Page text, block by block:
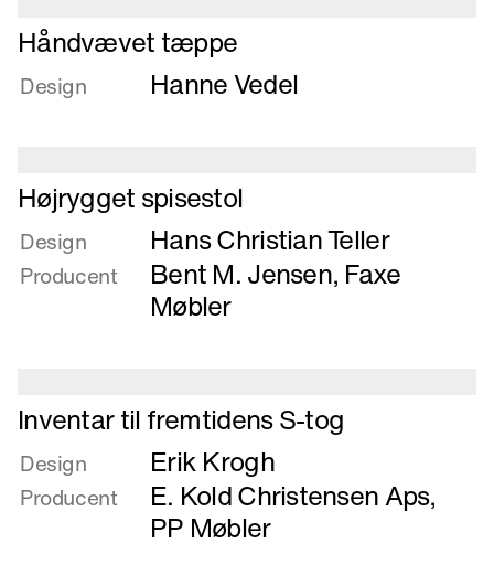
Læs
mere
om
Håndvævet tæppe
Design Hanne Vedel
Læs
mere
om
Højrygget
spisestol
Højrygget spisestol
Design Hans Christian Teller
Producent Bent M. Jensen, Faxe
Møbler
Læs
mere
om
Inventar
til
Inventar til fremtidens S-tog
Design Erik Krogh
Producent E. Kold Christensen Aps,
PP Møbler